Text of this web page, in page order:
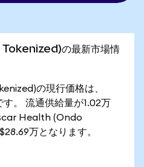
の最新市場情
の現行価格は、
。 流通供給量が1.02万
Health (Ondo
万となります。